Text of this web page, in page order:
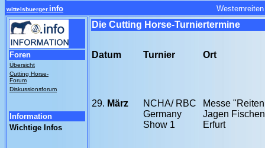
wittelsbuerger. info
Foren
Übersicht
Cutting Horse-
Forum
Diskussionsforum
Information
Wichtige Infos
Die Cutting Horse-Turniertermine
Datum Turnier Ort
29. März
NCHA/ RBC
Germany
Show 1
Messe "Reiten
Jagen
Erfurt